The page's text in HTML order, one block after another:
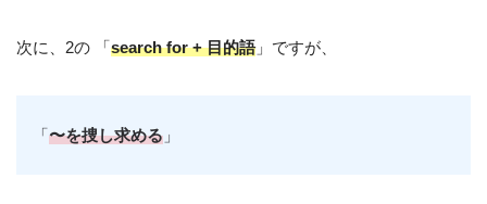
次に、2の 「search for + 目的語」ですが、
「〜を捜し求める 」